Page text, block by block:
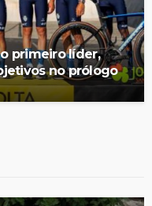
primeiro líder,
no prólogo